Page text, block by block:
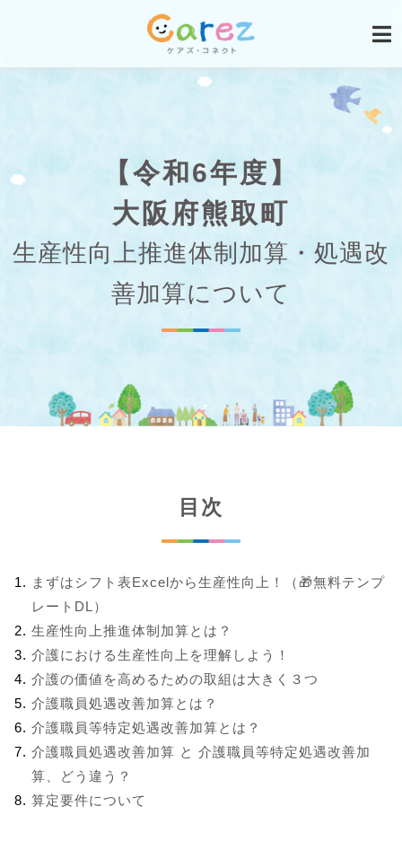
【令和6年度】
大阪府熊取町
生産性向上推進体制加算・処遇改
善加算について
目次
まずはシフト表Excelから生産性向上！（🎁無料テンプ
レートDL）
生産性向上推進体制加算とは？
介護における生産性向上を理解しよう！
介護の価値を高めるための取組は大きく３つ
介護職員処遇改善加算とは？
介護職員等特定処遇改善加算とは？
介護職員処遇改善加算 と 介護職員等特定処遇改善加
算、どう違う？
算定要件について